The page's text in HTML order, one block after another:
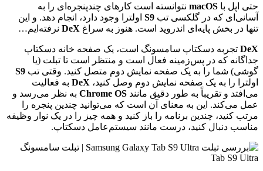
حتی اپل با macOS نتوانسته است کارهای چندپنجره‌ای را به
آسانی‌ای که در گلکسی تب S9 اولترا وجود دارد، انجام دهد. و این
تنها در بخش پایه‌ای اندروید است. هنوز به سراغ DeX نرفته‌ایم…
DeX تجربه دسکتاپ سامسونگ است، یک صفحه خانه دسکتاپ
جداگانه که در پس‌زمینه فعال است و منتظر است تا تبلت (یا
گوشی) شما را به یک صفحه نمایش دوم متصل کنید. وقتی تب S9
اولترا را به یک صفحه نمایش دوم وصل کنید، DeX به فعالیت
می‌افتد و تقریباً به طور دقیق مانند Chrome OS به نظر می‌رسد و
عمل می‌کند. این به معنای آن است که می‌توانید چندین پنجره را
مرتب کنید، چندین برنامه را باز کنید و همه چیز را در یک نوار وظیفه
مناسب دنبال کنید، درست مانند سیستم‌عامل دسکتاپ.